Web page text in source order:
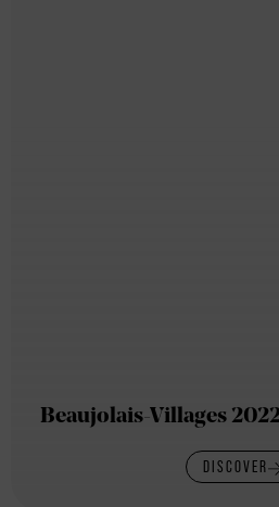
Beaujolais-Villages
DISCOVER